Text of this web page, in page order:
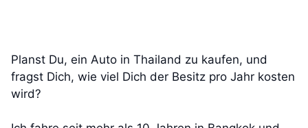
Planst Du, ein Auto in Thailand zu kaufen, und
fragst Dich, wie viel Dich der Besitz pro Jahr kosten
wird?